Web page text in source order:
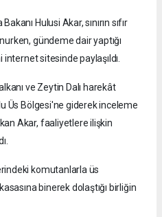
Hulusi Akar, sınırın sıfır
gündeme dair yaptığı
internet sitesinde paylaşıldı.
ve Zeytin Dalı harekât
Üs Bölgesi'ne giderek inceleme
Akar, faaliyetlere ilişkin
komutanlarla üs
binerek dolaştığı birliğin